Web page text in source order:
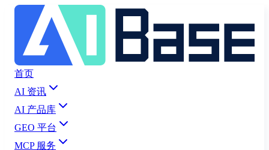
首页
AI 资讯
AI 产品库
GEO 平台
MCP 服务